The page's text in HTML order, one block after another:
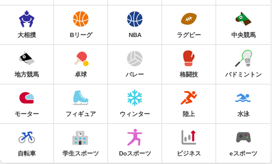
大相撲 Bリーグ NBA ラグビー 中央競馬
地方競馬 卓球 バレー 格闘技 バドミントン
モーター フィギュア ウィンター 陸上 水泳
自転車 学生スポーツ Doスポーツ ビジネス eスポーツ